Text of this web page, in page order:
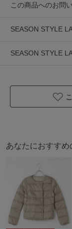
この商品へのお問
SEASON STYLE
SEASON STYLE
あなたにおすすめ